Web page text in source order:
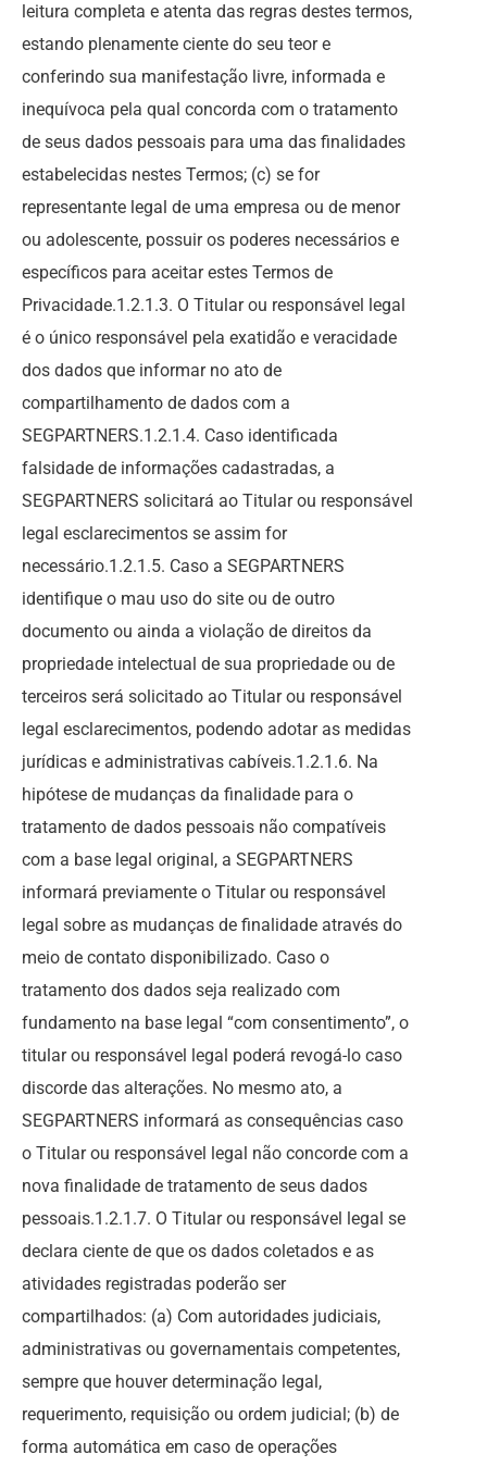
leitura completa e atenta das regras destes termos,
estando plenamente ciente do seu teor e
conferindo sua manifestação livre, informada e
inequívoca pela qual concorda com o tratamento
de seus dados pessoais para uma das finalidades
estabelecidas nestes Termos; (c) se for
representante legal de uma empresa ou de menor
ou adolescente, possuir os poderes necessários e
específicos para aceitar estes Termos de
Privacidade.1.2.1.3. O Titular ou responsável legal
é o único responsável pela exatidão e veracidade
dos dados que informar no ato de
compartilhamento de dados com a
SEGPARTNERS.1.2.1.4. Caso identificada
falsidade de informações cadastradas, a
SEGPARTNERS solicitará ao Titular ou responsável
legal esclarecimentos se assim for
necessário.1.2.1.5. Caso a SEGPARTNERS
identifique o mau uso do site ou de outro
documento ou ainda a violação de direitos da
propriedade intelectual de sua propriedade ou de
terceiros será solicitado ao Titular ou responsável
legal esclarecimentos, podendo adotar as medidas
jurídicas e administrativas cabíveis.1.2.1.6. Na
hipótese de mudanças da finalidade para o
tratamento de dados pessoais não compatíveis
com a base legal original, a SEGPARTNERS
informará previamente o Titular ou responsável
legal sobre as mudanças de finalidade através do
meio de contato disponibilizado. Caso o
tratamento dos dados seja realizado com
fundamento na base legal “com consentimento”, o
titular ou responsável legal poderá revogá-lo caso
discorde das alterações. No mesmo ato, a
SEGPARTNERS informará as consequências caso
o Titular ou responsável legal não concorde com a
nova finalidade de tratamento de seus dados
pessoais.1.2.1.7. O Titular ou responsável legal se
declara ciente de que os dados coletados e as
atividades registradas poderão ser
compartilhados: (a) Com autoridades judiciais,
administrativas ou governamentais competentes,
sempre que houver determinação legal,
requerimento, requisição ou ordem judicial; (b) de
forma automática em caso de operações